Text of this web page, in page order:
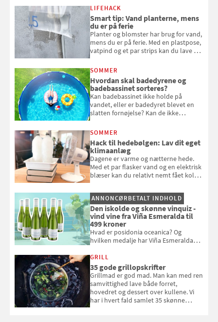
kan bruge dine hindbær i alt fra
bagværk og salater til is og syltning.
LIFEHACK
Smart tip: Vand planterne, mens
du er på ferie
Planter og blomster har brug for vand,
mens du er på ferie. Med en plastpose,
vatpind og et par strips kan du lave dit
at bede naboen om at vande eller
komme hjem til døde planter
SOMMER
Hvordan skal badedyrene og
badebassinet sorteres?
Kan badebassinet ikke holde på
vandet, eller er badedyret blevet en
slatten fornøjelse? Kan de ikke
opmærksom, når du smider
badebassinet eller et badedyr ud
SOMMER
Hack til hedebølgen: Lav dit eget
klimaanlæg
Dagene er varme og nætterne hede.
Med et par flasker vand og en elektrisk
blæser kan du relativt nemt fået koldt
og se, hvordan du gør
ANNONCØRBETALT INDHOLD
Den iskolde og skønne vinquiz -
vind vine fra Viña Esmeralda til
499 kroner
Hvad er posidonia oceanica? Og
hvilken medalje har Viña Esmeralda
med i Samvirkes skønne vinquiz, hvor
du kan vinde 6 flasker vin fra Viña
Esmeralda. Konkurrencen slutter 1.
september 2026.
GRILL
35 gode grillopskrifter
Grillmad er god mad. Man kan med ren
samvittighed lave både forret,
hovedret og dessert over kullene. Vi
har i hvert fald samlet 35 skønne